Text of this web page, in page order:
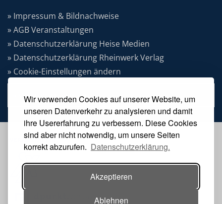
Wir verwenden Cookies auf unserer Website, um
unseren Datenverkehr zu analysieren und damit
ihre Usererfahrung zu verbessern. Diese Cookies
sind aber nicht notwendig, um unsere Seiten
korrekt abzurufen. Datenschutzerklärung.
Akzeptieren
Ablehnen
» Impressum & Bildnachweise
» AGB Veranstaltungen
» Datenschutzerklärung Heise Medien
» Datenschutzerklärung Rheinwerk Verlag
» Cookie-Einstellungen ändern
» Vertrag widerrufen
VERANSTALTER